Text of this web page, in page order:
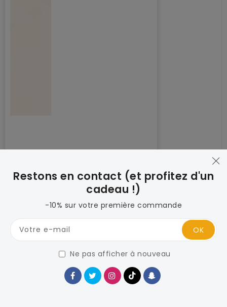
PACK CRÈME MIEL + SÉRUM
NUIT + HUILE CITRON &
MÉLISSE
Prix
€129,00
Restons en contact (et profitez d'un
cadeau !)
-10% sur votre première commande
Votre e-mail OK
Ne pas afficher à nouveau
Corps et Cuir Chevelu en Bois Naturel
€10,56